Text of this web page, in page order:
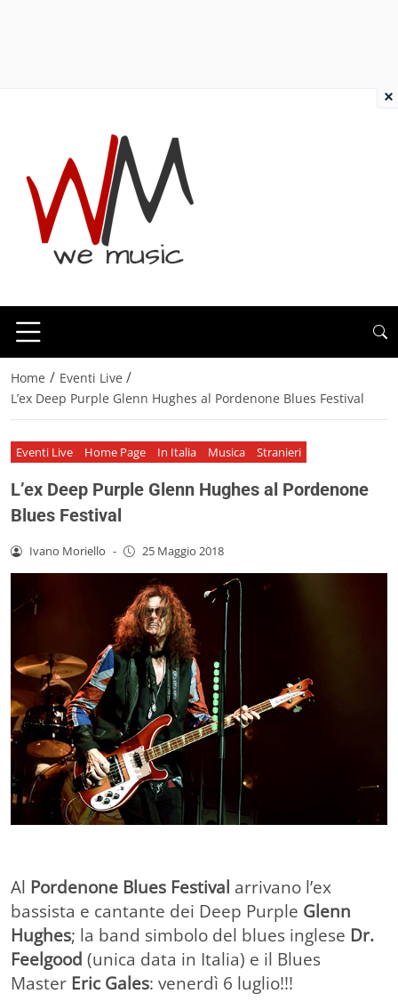
Home / Eventi Live /
L’ex Deep Purple Glenn Hughes al Pordenone Blues Festival
Eventi Live Home Page In Italia Musica Stranieri
L’ex Deep Purple Glenn Hughes al Pordenone
Blues Festival
Ivano Moriello - 25 Maggio 2018
Al Pordenone Blues Festival arrivano l’ex
bassista e cantante dei Deep Purple Glenn
Hughes; la band simbolo del blues inglese Dr.
Feelgood (unica data in Italia) e il Blues
Master Eric Gales: venerdì 6 luglio!!!
×